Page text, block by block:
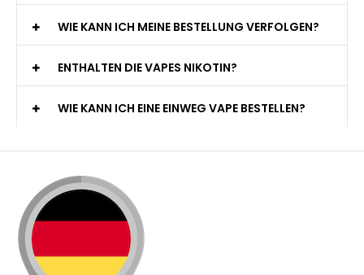
WIE KANN ICH MEINE BESTELLUNG VERFOLGEN?
ENTHALTEN DIE VAPES NIKOTIN?
WIE KANN ICH EINE EINWEG VAPE BESTELLEN?